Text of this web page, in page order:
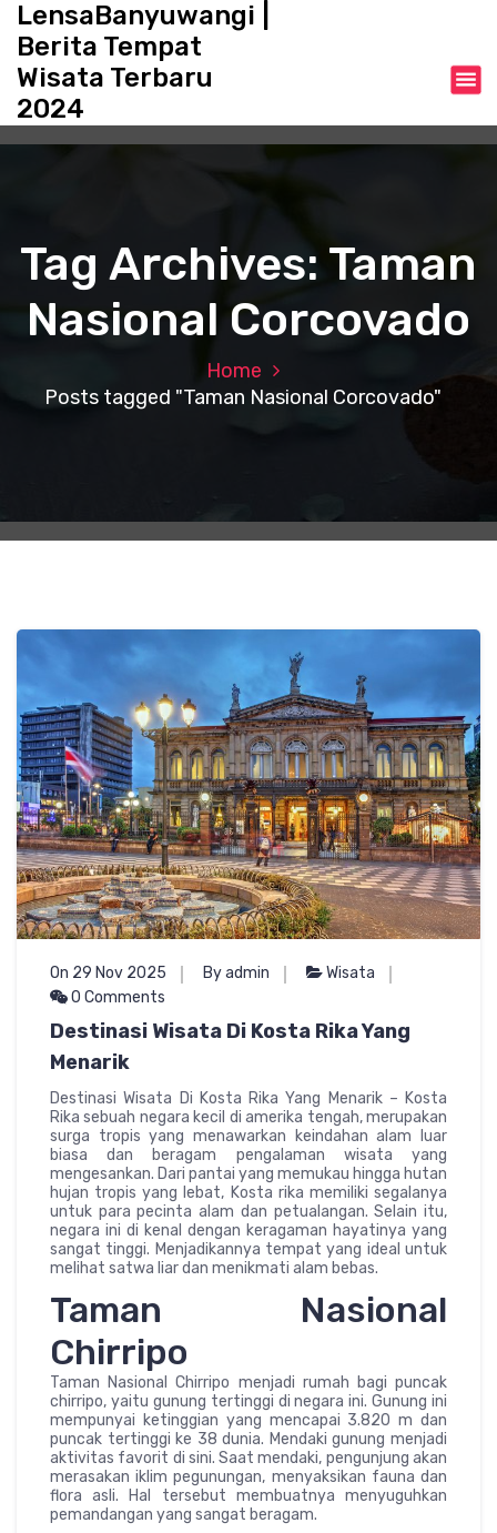
LensaBanyuwangi |
Berita Tempat
Wisata Terbaru
2024
Tag Archives: Taman
Nasional Corcovado
Home
Posts tagged "Taman Nasional Corcovado"
On 29 Nov 2025 By admin
Wisata
0 Comments
Destinasi Wisata Di Kosta Rika Yang
Menarik
Destinasi Wisata Di Kosta Rika Yang Menarik – Kosta
Rika sebuah negara kecil di amerika tengah, merupakan
surga tropis yang menawarkan keindahan alam luar
biasa dan beragam pengalaman wisata yang
mengesankan. Dari pantai yang memukau hingga hutan
hujan tropis yang lebat, Kosta rika memiliki segalanya
untuk para pecinta alam dan petualangan. Selain itu,
negara ini di kenal dengan keragaman hayatinya yang
sangat tinggi. Menjadikannya tempat yang ideal untuk
melihat satwa liar dan menikmati alam bebas.
Taman Nasional
Chirripo
Taman Nasional Chirripo menjadi rumah bagi puncak
chirripo, yaitu gunung tertinggi di negara ini. Gunung ini
mempunyai ketinggian yang mencapai 3.820 m dan
puncak tertinggi ke 38 dunia. Mendaki gunung menjadi
aktivitas favorit di sini. Saat mendaki, pengunjung akan
merasakan iklim pegunungan, menyaksikan fauna dan
flora asli. Hal tersebut membuatnya menyuguhkan
pemandangan yang sangat beragam.